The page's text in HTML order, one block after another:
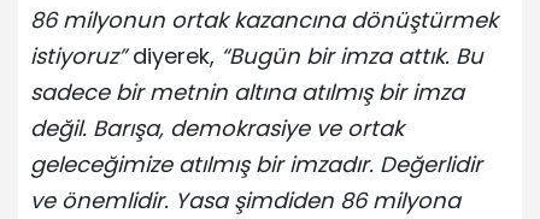
86 milyonun ortak kazancına dönüştürmek
istiyoruz”diyerek, “Bugün bir imza attık. Bu
sadece bir metnin altına atılmış bir imza
değil. Barışa, demokrasiye ve ortak
geleceğimize atılmış bir imzadır. Değerlidir
ve önemlidir. Yasa şimdiden 86 milyona